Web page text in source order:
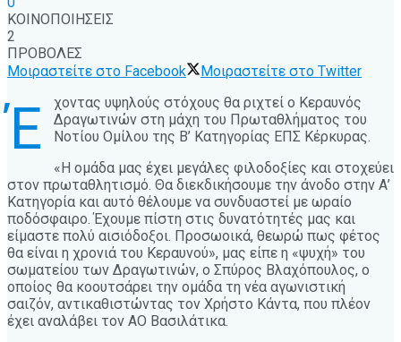
ΚΟΙΝΟΠΟΙΗΣΕΙΣ
2
ΠΡΟΒΟΛΕΣ
Μοιραστείτε στο Facebook
Μοιραστείτε στο Twitter
Έ
χοντας υψηλούς στόχους θα ριχτεί ο Κεραυνός
Δραγωτινών στη μάχη του Πρωταθλήματος του
Νοτίου Ομίλου της Β’ Κατηγορίας ΕΠΣ Κέρκυρας.
«Η ομάδα μας έχει μεγάλες φιλοδοξίες και στοχεύει
στον πρωταθλητισμό. Θα διεκδικήσουμε την άνοδο στην Α’
Κατηγορία και αυτό θέλουμε να συνδυαστεί με ωραίο
ποδόσφαιρο. Έχουμε πίστη στις δυνατότητές μας και
είμαστε πολύ αισιόδοξοι. Προσωοικά, θεωρώ πως φέτος
θα είναι η χρονιά του Κεραυνού», μας είπε η «ψυχή» του
σωματείου των Δραγωτινών, ο Σπύρος Βλαχόπουλος, ο
οποίος θα κοουτσάρει την ομάδα τη νέα αγωνιστική
σαιζόν, αντικαθιστώντας τον Χρήστο Κάντα, που πλέον
έχει αναλάβει τον ΑΟ Βασιλάτικα.